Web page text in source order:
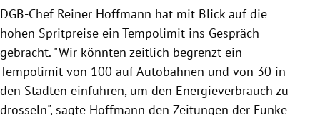
DGB-Chef Reiner Hoffmann hat mit Blick auf die
hohen Spritpreise ein Tempolimit ins Gespräch
gebracht. "Wir könnten zeitlich begrenzt ein
Tempolimit von 100 auf Autobahnen und von 30 in
den Städten einführen, um den Energieverbrauch zu
drosseln", sagte Hoffmann den Zeitungen der Funke